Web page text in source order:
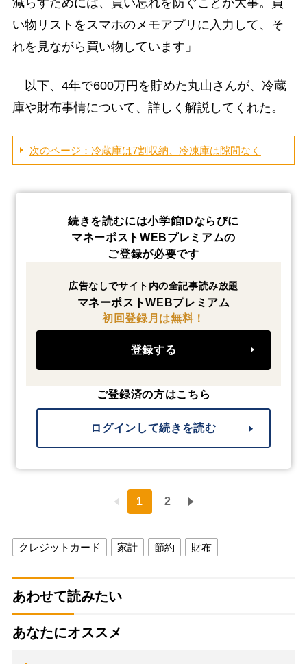
い物リストをスマホのメモアプリに入力して、そ
れを見ながら買い物しています」
以下、4年で600万円を貯めた丸山さんが、冷蔵
庫や財布事情について、詳しく解説してくれた。
次のページ：冷蔵庫は7割収納、冷凍庫は隙間なく
続きを読むには小学館IDならびに
マネーポストWEBプレミアムの
ご登録が必要です
広告なしでサイト内の全記事読み放題
マネーポストWEBプレミアム
初回登録月は無料！
登録する
ご登録済の方はこちら
ログインして続きを読む
1 2
クレジットカード 家計 節約 財布
あわせて読みたい
あなたにオススメ